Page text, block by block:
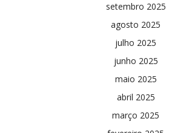
setembro 2025
agosto 2025
julho 2025
junho 2025
maio 2025
abril 2025
março 2025